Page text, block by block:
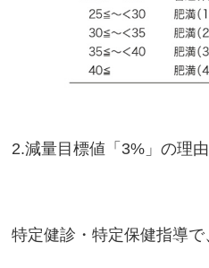
2.減量目標値「3%」の理由
特定健診・特定保健指導